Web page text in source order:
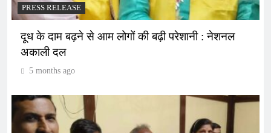
PRESS RELEASE
दूध के दाम बढ़ने से आम लोगों की बढ़ी परेशानी : नेशनल
अकाली दल
5 months ago